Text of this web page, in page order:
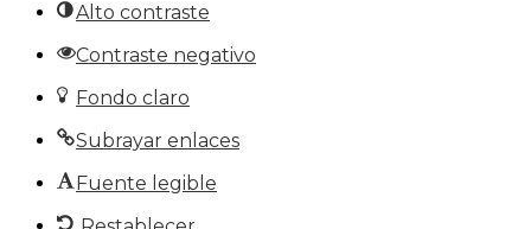
Alto contraste
Contraste negativo
Fondo claro
Subrayar enlaces
Fuente legible